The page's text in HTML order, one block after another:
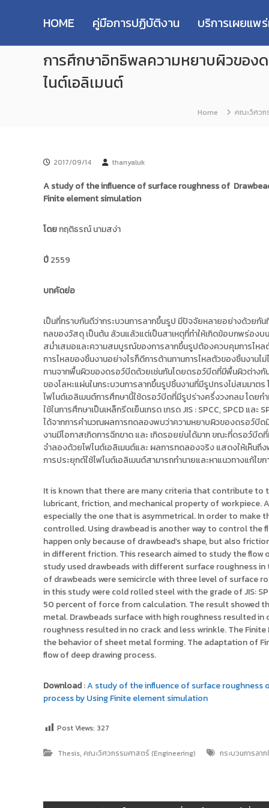
p
M
T
T
R
e
c
h
R
p
o
s
i
o
y
:
ค
ลั
ง
ข้
อ
มู
ล
ง
า
น
วิ
จั
ย
ห
วิ
ท
ย
า
โ
ล
า
ม
ล
ญ
บุ
รี
HOME คู่มือการปฏิบัติงาน บริการเผยแพ
การศึกษาอิทธิพลความหยาบผิวของ
ไนต์เอลิเมนต์
Home คณะวิศวก
2017/09/14 thanyaluk
A study of the influence of surface roughness of
Finite element simulation
โดยกฤติธรณ์ นามสง่า
ปี2559
บทคัดย่อ
เป็นที่ทราบกันดีว่ากระบวนการลากขึ้นรูป มีปัจจัยหลายอย่างด้ว
กลของวัสดุ เป็นต้น ล้วนแล้วแต่เป็นสาเหตุที่ทำให้เกิดข้อบกพร่องบ
สม่ำเสมอและความสมบูรณ์ของการลากขึ้นรูปต้องควบคุมการไหล
การไหลของชิ้นงานอย่างไรก็ดีการต้านทานการไหลตัวของชิ้นงาน
ทานจากพื้นผิวของดรอว์บีดด้วยเช่นกันโดยดรอว์บีดที่มีพื้นผิวต่าง
ของโลหะแผ่นในกระบวนการลากขึ้นรูปชิ้นงานที่มีรูปทรงไม่สมมาต
ไฟไนต์เอลิเมนต์การศึกษานี้ใช้ดรอว์บีดที่มีรูปร่างครึ่งวงกลม โดยก
ใช้ในการศึกษาเป็นเหล็กรีดเย็นเกรด เกรด JIS : SPCC, SPCD แ
ได้จากการคำนวณผลการทดลองพบว่าความหยาบผิวของดรอว์บี
งานมีโอกาสเกิดการฉีกขาด และ เกิดรอยย่นได้มาก ขณะที่ดรอว์บี
จำลองด้วยไฟไนต์เอลิเมนต์และ ผลการทดลองจริง แสดงให้เห็
การประยุกต์ใช้ไฟไนต์เอลิเมนต์สามารถทำนายและหาแนวทางแก้ไ
It is known that there are many criteria that contribute to
lubricant, friction, and mechanical property of
especially the one that is asymmetrical. In order to
controlled. Using drawbead is another way to control the
happen only because of drawbead’s shape, but also
in different friction. This research aimed to study the flow
study used drawbeads with different surface roughness
of drawbeads were semicircle with three level of surface
in this study were cold rolled steel with the grade of JIS:
50 percent of force from calculation. The result showed
metal. Drawbeads surface with high roughness resulted
roughness resulted in no crack and less wrinkle. The
the behavior of sheet metal forming. The adaptation of
flow of deep drawing process.
Download:A study of the influence of surface
process by Using Finite element simulation
Post Views: 327
Thesis,คณะวิศวกรรมศาสตร์ (Engineering) กระบวนการลา